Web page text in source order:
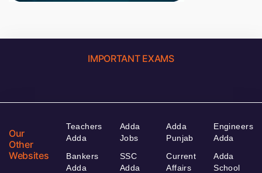
IMPORTANT EXAMS
Our
Other
Websites
Teachers
Adda
Bankers
Adda
Adda
Jobs
SSC
Adda
Adda
Punjab
Current
Affairs
Engineers
Adda
Adda
School